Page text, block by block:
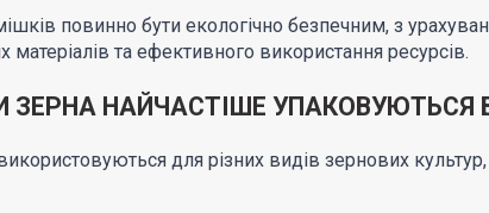
повинно бути екологічно безпечним, з
матеріалів та ефективного використання ресурсів.
ЗЕРНА НАЙЧАСТІШЕ УПАКОВУЮТЬСЯ
для різних видів зернових